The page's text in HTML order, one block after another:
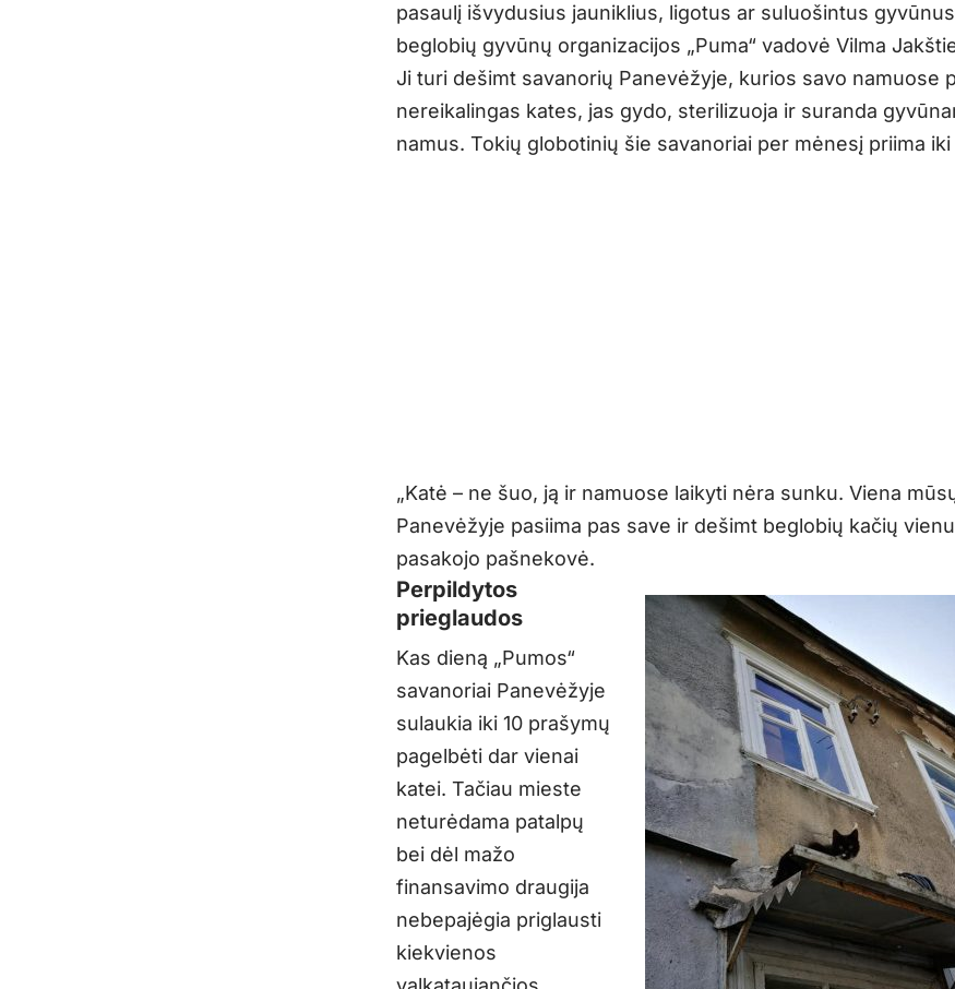
pasaulį išvydusius jauniklius, ligotus ar suluošintus
beglobių gyvūnų organizacijos „Puma“ vadovė Vilma
Ji turi dešimt savanorių Panevėžyje, kurios savo namuose
nereikalingas kates, jas gydo, sterilizuoja ir suranda
namus. Tokių globotinių šie savanoriai per mėnesį priima iki
„Katė – ne šuo, ją ir namuose laikyti nėra sunku. Viena
Panevėžyje pasiima pas save ir dešimt beglobių kačių vienu
pasakojo pašnekovė.
Perpildytos
prieglaudos
Kas dieną „Pumos“
savanoriai Panevėžyje
sulaukia iki 10 prašymų
pagelbėti dar vienai
katei. Tačiau mieste
neturėdama patalpų
bei dėl mažo
finansavimo draugija
nebepajėgia priglausti
kiekvienos